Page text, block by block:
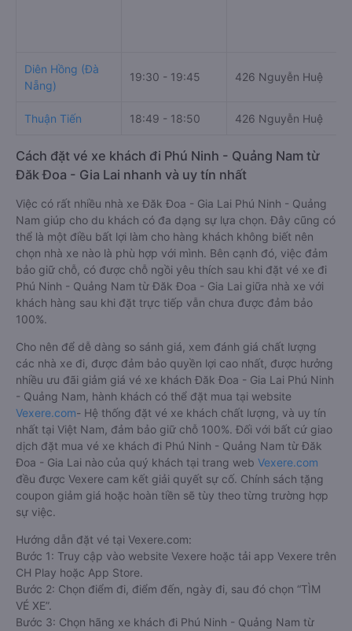
Diên Hồng (Đà
Nẵng)
19:30 - 19:45 426 Nguyễn Huệ
Thuận Tiến 18:49 - 18:50 426 Nguyễn Huệ
Cách đặt vé xe khách đi Phú Ninh - Quảng Nam từ
Đăk Đoa - Gia Lai nhanh và uy tín nhất
Việc có rất nhiều nhà xe Đăk Đoa - Gia Lai Phú Ninh - Quảng
Nam giúp cho du khách có đa dạng sự lựa chọn. Đây cũng có
thể là một điều bất lợi làm cho hàng khách không biết nên
chọn nhà xe nào là phù hợp với mình. Bên cạnh đó, việc đảm
bảo giữ chỗ, có được chỗ ngồi yêu thích sau khi đặt vé xe đi
Phú Ninh - Quảng Nam từ Đăk Đoa - Gia Lai giữa nhà xe với
khách hàng sau khi đặt trực tiếp vẫn chưa được đảm bảo
100%.
Cho nên để dễ dàng so sánh giá, xem đánh giá chất lượng
các nhà xe đi, được đảm bảo quyền lợi cao nhất, được hưởng
nhiều ưu đãi giảm giá vé xe khách Đăk Đoa - Gia Lai Phú Ninh
- Quảng Nam, hành khách có thể đặt mua tại website
Vexere.com- Hệ thống đặt vé xe khách chất lượng, và uy tín
nhất tại Việt Nam, đảm bảo giữ chỗ 100%. Đối với bất cứ giao
dịch đặt mua vé xe khách đi Phú Ninh - Quảng Nam từ Đăk
Đoa - Gia Lai nào của quý khách tại trang web Vexere.com
đều được Vexere cam kết giải quyết sự cố. Chính sách tặng
coupon giảm giá hoặc hoàn tiền sẽ tùy theo từng trường hợp
sự việc.
Hướng dẫn đặt vé tại Vexere.com:
Bước 1: Truy cập vào website Vexere hoặc tải app Vexere trên
CH Play hoặc App Store.
Bước 2: Chọn điểm đi, điểm đến, ngày đi, sau đó chọn “TÌM
VÉ XE”.
Bước 3: Chọn hãng xe khách đi Phú Ninh - Quảng Nam từ